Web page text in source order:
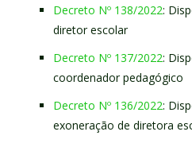
Decreto Nº 138/2022:
diretor escolar
Decreto Nº 137/2022:
coordenador pedagógico
Decreto Nº 136/2022:
exoneração de diretora